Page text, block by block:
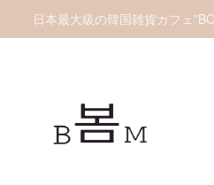
日本最大級の韓国雑貨カフェ